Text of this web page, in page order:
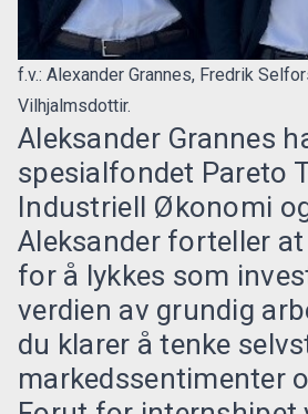
f.v.: Alexander Grannes, Fredrik
Vilhjalmsdottir.
Aleksander Grannes
spesialfondet Pareto
Industriell Økonomi
Aleksander forteller
for å lykkes som
verdien av grundig
du klarer å tenke
markedssentimenter